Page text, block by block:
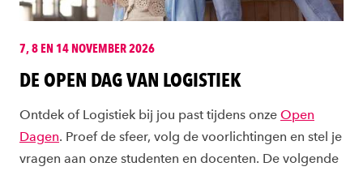
7, 8 EN 14 NOVEMBER 2026
DE OPEN DAG VAN LOGISTIEK
Ontdek of Logistiek bij jou past tijdens onze Open
Dagen. Proef de sfeer, volg de voorlichtingen en stel je
vragen aan onze studenten en docenten. De volgende